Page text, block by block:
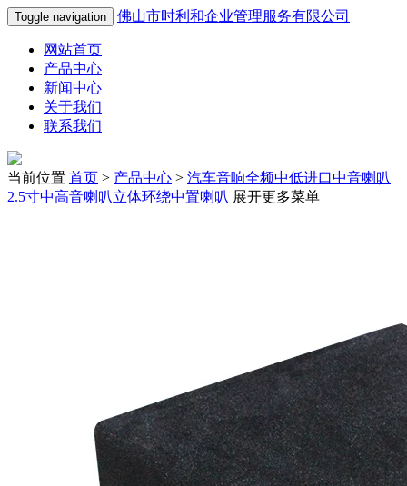
Toggle navigation 佛山市时利和企业管理服务有限公司
网站首页
产品中心
新闻中心
关于我们
联系我们
当前位置 首页 > 产品中心 > 汽车音响全频中低进口中音喇叭
2.5寸中高音喇叭立体环绕中置喇叭 展开更多菜单